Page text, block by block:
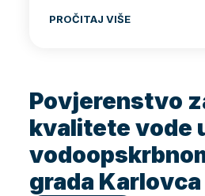
PROČITAJ VIŠE
Povjerenstvo
kvalitete vode
grada Karlovca